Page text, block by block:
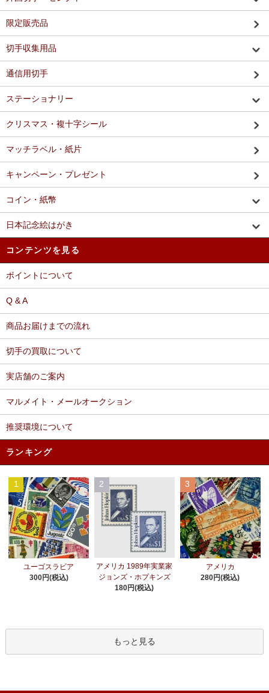
限定販売品
切手収集用品
通信用切手
ステーショナリー
クリスマス・複十字シール
マッチラベル・紙片
キャンペーン・プレゼント
コイン・紙幣
日本記念絵はがき
コンテンツを見る
ポイントについて
Q & A
商品お届けまでの流れ
切手の買取について
実店舗のご案内
マルメイト・メールオークション
推奨環境について
ランキング
1
ユーゴスラビア
300円(税込)
2
アメリカ 1989年実業家
ジョンズ・ホプキンズ
180円(税込)
3
アメリカ
280円(税込)
もっと見る